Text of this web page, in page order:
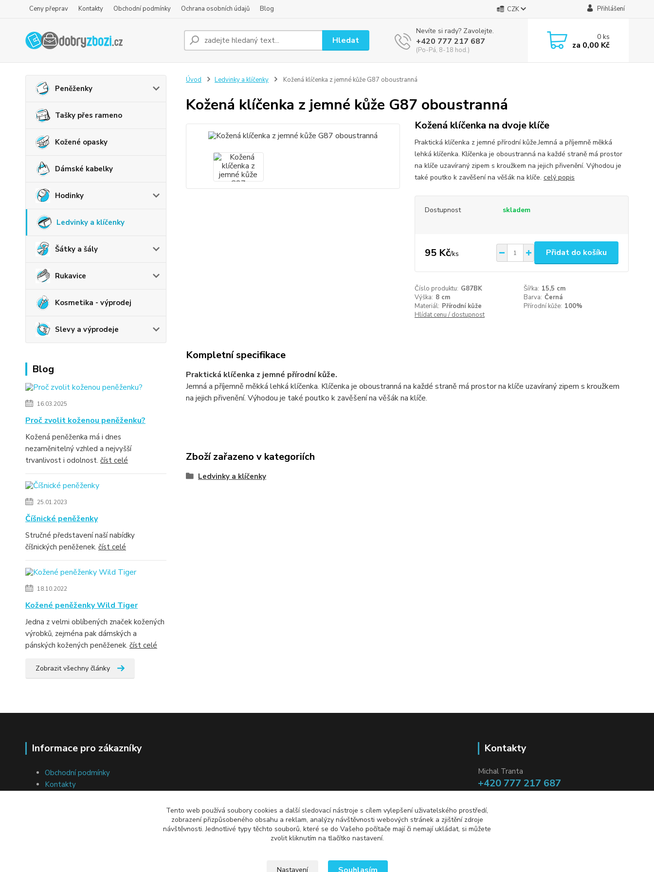
Ceny přeprav Kontakty Obchodní podmínky Ochrana osobních údajů Blog CZK Přihlášení
Hledat
Nevíte si rady? Zavolejte.
+420 777 217 687
(Po-Pá, 8-18 hod.)
0ks
za 0,00 Kč
Peněženky
Tašky přes rameno
Kožené opasky
Dámské kabelky
Hodinky
Ledvinky a klíčenky
Šátky a šály
Rukavice
Kosmetika - výprodej
Slevy a výprodeje
Blog
16.03.2025
Proč zvolit koženou peněženku?
Kožená peněženka má i dnes
nezaměnitelný vzhled a nejvyšší
trvanlivost i odolnost. číst celé
25.01.2023
Číšnické peněženky
Stručné představení naší nabídky
číšnických peněženek. číst celé
18.10.2022
Kožené peněženky Wild Tiger
Jedna z velmi oblíbených značek kožených
výrobků, zejména pak dámských a
pánských kožených peněženek. číst celé
Zobrazit všechny články
Úvod Ledvinky a klíčenky Kožená klíčenka z jemné kůže G87 oboustranná
Kožená klíčenka z jemné kůže G87 oboustranná
Kožená klíčenka na dvoje klíče
Praktická klíčenka z jemné přírodní kůže.Jemná a příjemně měkká
lehká klíčenka. Klíčenka je oboustranná na každé straně má prostor
na klíče uzavíraný zipem s kroužkem na jejich přivenění. Výhodou je
také poutko k zavěšení na věšák na klíče. celý popis
Dostupnost skladem
95 Kč/ks Přidat do košíku
Číslo produktu: G87BK Šířka: 15,5 cm
Výška: 8 cm Barva: Černá
Materiál: Přírodní kůže Přírodní kůže: 100%
Hlídat cenu / dostupnost
Kompletní specifikace
Praktická klíčenka z jemné přírodní kůže.
Jemná a příjemně měkká lehká klíčenka. Klíčenka je oboustranná na každé straně má prostor na klíče uzavíraný zipem s kroužkem
na jejich přivenění. Výhodou je také poutko k zavěšení na věšák na klíče.
Zboží zařazeno v kategoriích
Ledvinky a klíčenky
Informace pro zákazníky
Obchodní podmínky
Kontakty
Kontakty
Michal Tranta
+420 777 217 687
Tento web používá soubory cookies a další sledovací nástroje s cílem vylepšení uživatelského prostředí,
zobrazení přizpůsobeného obsahu a reklam, analýzy návštěvnosti webových stránek a zjištění zdroje
návštěvnosti. Jednotlivé typy těchto souborů, které se do Vašeho počítače mají či nemají ukládat, si můžete
zvolit kliknutím na tlačítko nastavení.
Nastavení